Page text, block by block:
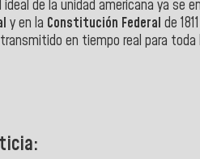
ideal de la unidad americana ya
y en la Constitución Federal de
en tiempo real para